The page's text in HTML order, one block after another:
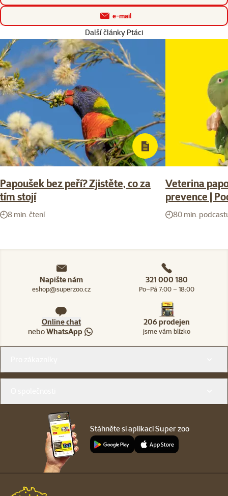
e-mail
Další články Ptáci
Papoušek bez peří? Zjistěte, co za
tím stojí
8 min. čtení
Veterina
prevence |
80 min.
Napište nám
eshop@superzoo.cz
321 000 180
Po–Pá 7:00 – 18:00
Online chat
neboWhatsApp
206 prodejen
jsme vám blízko
Stáhněte si aplikaci Super zoo